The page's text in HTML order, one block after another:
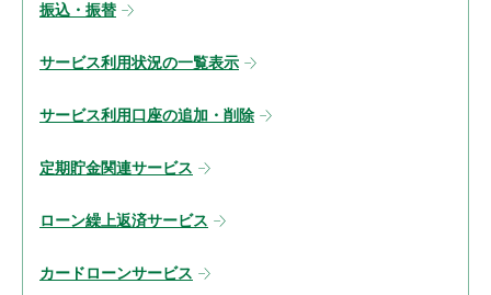
振込・振替
サービス利用状況の一覧表示
サービス利用口座の追加・削除
定期貯金関連サービス
ローン繰上返済サービス
カードローンサービス